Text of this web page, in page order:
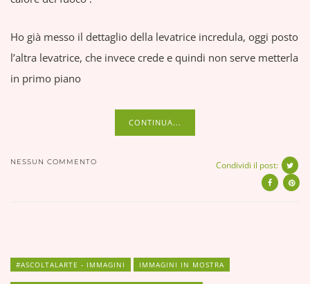
Ho già messo il dettaglio della levatrice incredula, oggi posto
l’altra levatrice, che invece crede e quindi non serve metterla
in primo piano
CONTINUA...
NESSUN COMMENTO Condividi il post:
#ASCOLTALARTE - IMMAGINI IMMAGINI IN MOSTRA